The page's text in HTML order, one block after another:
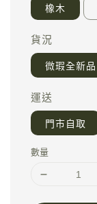
橡木
貨況
微瑕全新品
運送
門市自取
數量